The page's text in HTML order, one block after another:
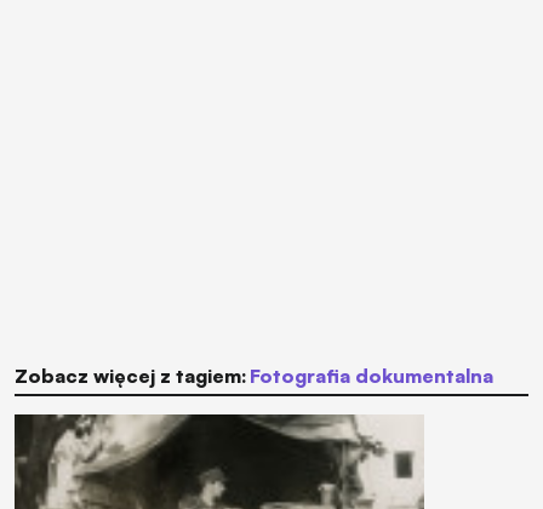
Zobacz więcej z tagiem: fotografia dokumentalna